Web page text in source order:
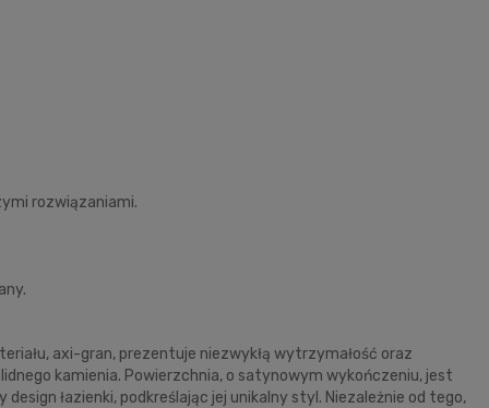
rozwiązaniami.
axi-gran, prezentuje niezwykłą wytrzymałość oraz
kamienia. Powierzchnia, o satynowym wykończeniu, jest
łazienki, podkreślając jej unikalny styl. Niezależnie od tego,